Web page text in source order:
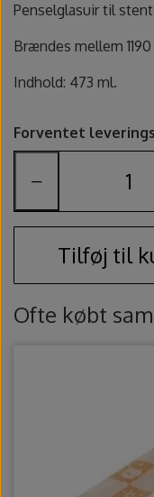
Gips,
Penselglasuir til
Brændes mellem 1190
Indhold: 473 ml.
Forventet
−
Tilføj til
Ofte købt